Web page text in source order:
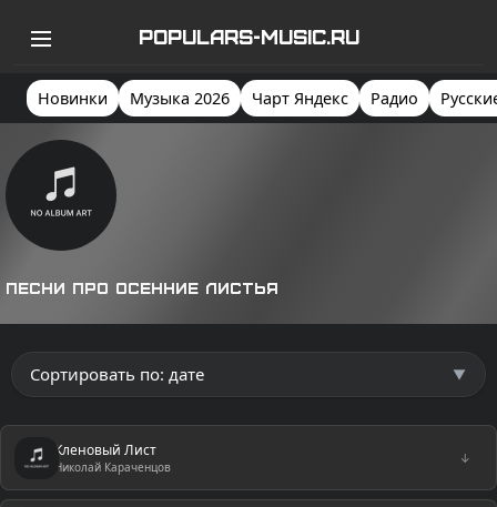
POPULARS-MUSIC.RU
Новинки Музыка 2026 Чарт Яндекс Радио
Песни про осенние листья
Кленовый Лист
Николай Караченцов
↓